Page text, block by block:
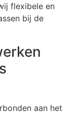
flexibele en
bij de
aan het